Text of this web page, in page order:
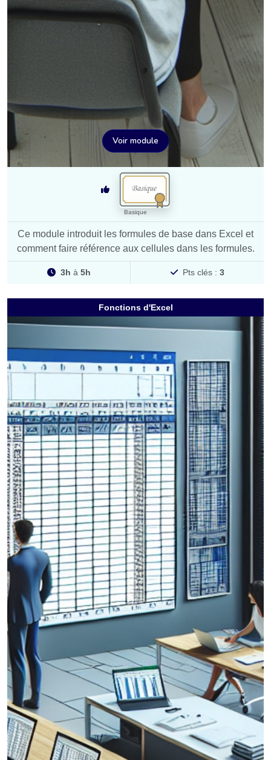
Voir module
Basique
Ce module introduit les formules de base dans Excel et
comment faire référence aux cellules dans les formules.
3h à 5h Pts clés : 3
Fonctions d'Excel